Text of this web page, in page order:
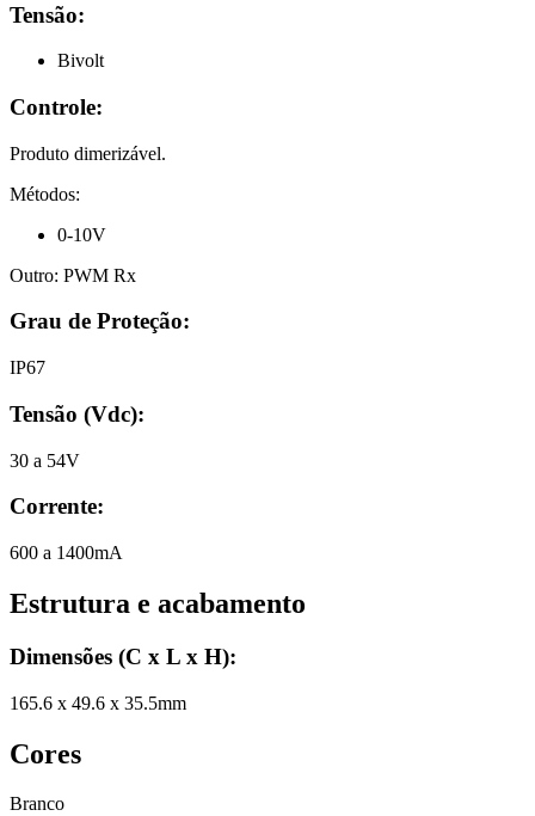
Tensão:
Bivolt
Controle:
Produto dimerizável.
Métodos:
0-10V
Outro: PWM Rx
Grau de Proteção:
IP67
Tensão (Vdc):
30 a 54V
Corrente:
600 a 1400mA
Estrutura e acabamento
Dimensões (C x L x H):
165.6 x 49.6 x 35.5mm
Cores
Branco